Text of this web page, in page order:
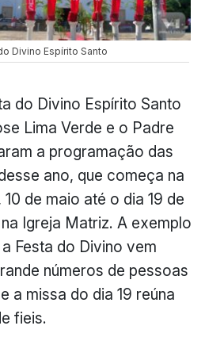
Divino Espírito Santo
do Divino Espírito Santo
Lima Verde e o Padre
a programação das
ano, que começa na
de maio até o dia 19 de
Igreja Matriz. A exemplo
Festa do Divino vem
números de pessoas
a missa do dia 19 reúna
fieis.